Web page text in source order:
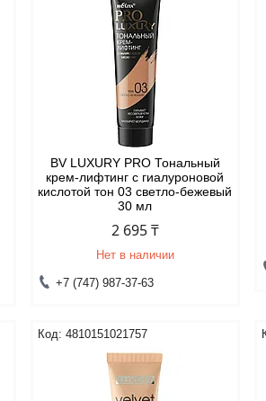
BV LUXURY PRO Тональный
крем-лифтинг с гиалуроновой
кислотой тон 03 светло-бежевый
30 мл
2 695 ₸
Нет в наличии
+7 (747) 987-37-63
4810151021757